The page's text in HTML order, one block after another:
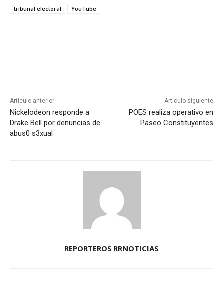
tribunal electoral
YouTube
Artículo anterior
Nickelodeon responde a
Drake Bell por denuncias de
abus0 s3xual
Artículo siguiente
POES realiza operativo en
Paseo Constituyentes
REPORTEROS RRNOTICIAS